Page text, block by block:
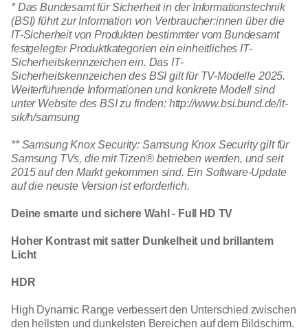
* Das Bundesamt für Sicherheit in der Informationstechnik
(BSI) führt zur Information von Verbraucher:innen über die
IT-Sicherheit von Produkten bestimmter vom Bundesamt
festgelegter Produktkategorien ein einheitliches IT-
Sicherheitskennzeichen ein. Das IT-
Sicherheitskennzeichen des BSI gilt für TV-Modelle 2025.
Weiterführende Informationen und konkrete Modell sind
unter Website des BSI zu finden: http://www.bsi.bund.de/it-
sik/h/samsung
** Samsung Knox Security: Samsung Knox Security gilt für
Samsung TVs, die mit Tizen® betrieben werden, und seit
2015 auf den Markt gekommen sind. Ein Software-Update
auf die neuste Version ist erforderlich.
Deine smarte und sichere Wahl - Full HD TV
Hoher Kontrast mit satter Dunkelheit und brillantem
Licht
HDR
High Dynamic Range verbessert den Unterschied zwischen
den hellsten und dunkelsten Bereichen auf dem Bildschirm.